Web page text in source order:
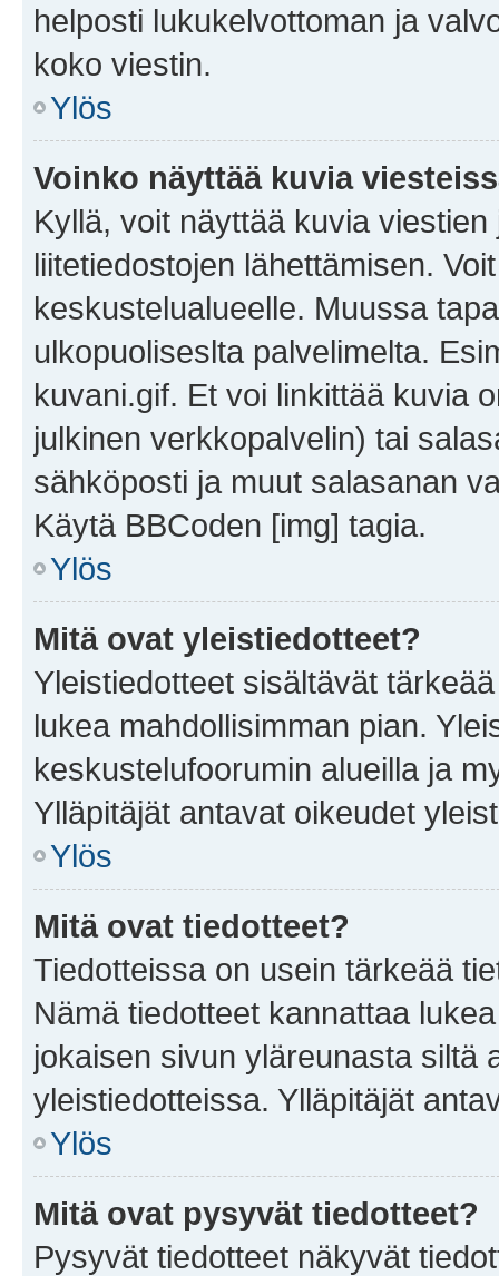
helposti lukukelvottoman ja
koko viestin.
Ylös
Voinko näyttää kuvia
Kyllä, voit näyttää kuvia
liitetiedostojen lähettämisen.
keskustelualueelle. Muussa
ulkopuoliseslta palvelimelta.
kuvani.gif. Et voi linkittää kuvia
julkinen verkkopalvelin) tai
sähköposti ja muut salasanan
Käytä BBCoden [img] tagia.
Ylös
Mitä ovat yleistiedotteet?
Yleistiedotteet sisältävät
lukea mahdollisimman pian.
keskustelufoorumin alueilla ja
Ylläpitäjät antavat oikeudet
Ylös
Mitä ovat tiedotteet?
Tiedotteissa on usein tärkeää
Nämä tiedotteet kannattaa
jokaisen sivun yläreunasta siltä
yleistiedotteissa. Ylläpitäjät
Ylös
Mitä ovat pysyvät tiedotteet?
Pysyvät tiedotteet näkyvät